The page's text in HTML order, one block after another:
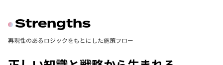
Strengths
再現性のあるロジックをもとにした施策フロー